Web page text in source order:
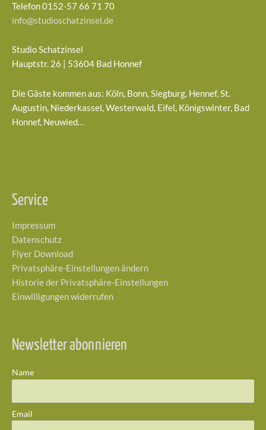
Telefon 0152-57 66 71 70
info@studioschatzinsel.de
Studio Schatzinsel
Hauptstr. 26 | 53604 Bad Honnef
Die Gäste kommen aus: Köln, Bonn, Siegburg, Hennef, St.
Augustin, Niederkassel, Westerwald, Eifel, Königswinter, Bad
Honnef, Neuwied…
Service
Impressum
Datenschutz
Flyer Download
Privatsphäre-Einstellungen ändern
Historie der Privatsphäre-Einstellungen
Einwilligungen widerrufen
Newsletter abonnieren
Name
Email